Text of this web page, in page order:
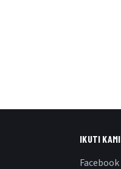
IKUTI KAMI
Facebook